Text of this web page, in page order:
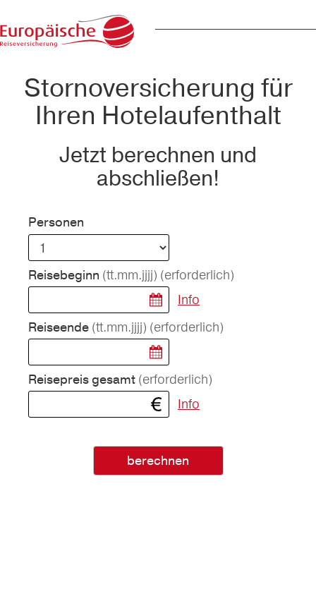
Stornoversicherung für
Ihren Hotelaufenthalt
Jetzt berechnen und
abschließen!
Personen
Reisebeginn (tt.mm.jjjj) (erforderlich)
Info
Reiseende (tt.mm.jjjj) (erforderlich)
Reisepreis gesamt (erforderlich)
Info
berechnen